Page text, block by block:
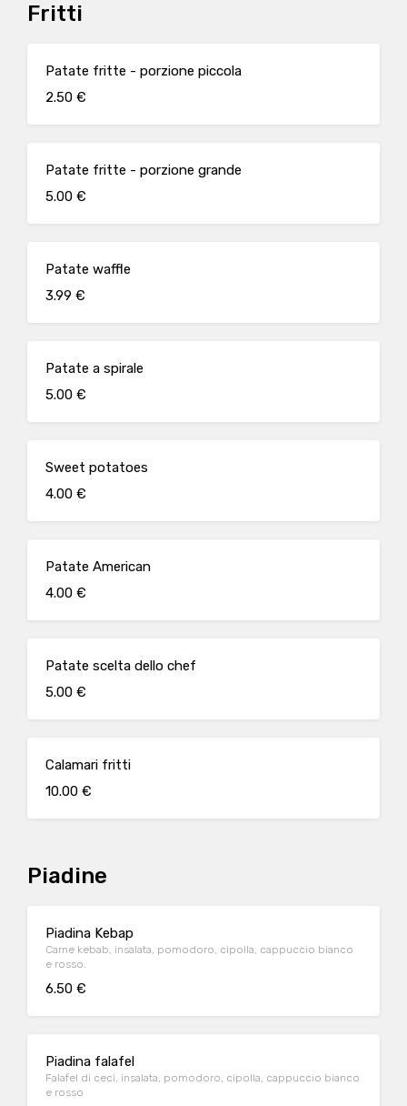
Fritti
Patate fritte - porzione piccola
2.50 €
Patate fritte - porzione grande
5.00 €
Patate waffle
3.99 €
Patate a spirale
5.00 €
Sweet potatoes
4.00 €
Patate American
4.00 €
Patate scelta dello chef
5.00 €
Calamari fritti
10.00 €
Piadine
Piadina Kebap
Carne kebab, insalata, pomodoro, cipolla, cappuccio bianco
e rosso.
6.50 €
Piadina falafel
Falafel di ceci, insalata, pomodoro, cipolla, cappuccio bianco
e rosso